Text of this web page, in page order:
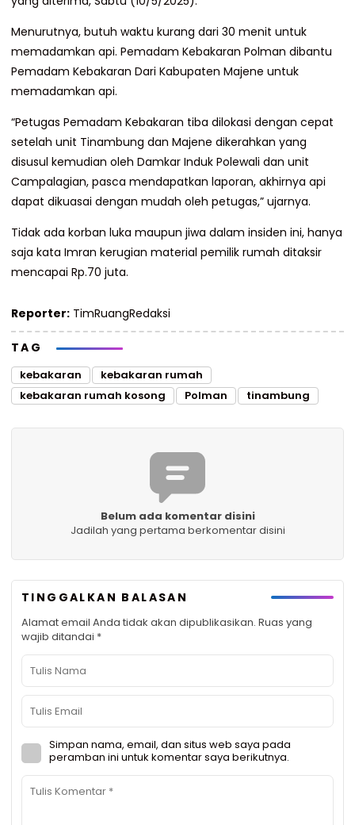
Menurutnya, butuh waktu kurang dari 30 menit untuk
memadamkan api. Pemadam Kebakaran Polman dibantu
Pemadam Kebakaran Dari Kabupaten Majene untuk
memadamkan api.
“Petugas Pemadam Kebakaran tiba dilokasi dengan cepat
setelah unit Tinambung dan Majene dikerahkan yang
disusul kemudian oleh Damkar Induk Polewali dan unit
Campalagian, pasca mendapatkan laporan, akhirnya api
dapat dikuasai dengan mudah oleh petugas,” ujarnya.
Tidak ada korban luka maupun jiwa dalam insiden ini, hanya
saja kata Imran kerugian material pemilik rumah ditaksir
mencapai Rp.70 juta.
Reporter: TimRuangRedaksi
TAG
kebakaran
kebakaran rumah
kebakaran rumah kosong
Polman tinambung
Belum ada komentar disini
Jadilah yang pertama berkomentar disini
TINGGALKAN BALASAN
Alamat email Anda tidak akan dipublikasikan. Ruas yang
wajib ditandai *
Simpan nama, email, dan situs web saya pada
peramban ini untuk komentar saya berikutnya.